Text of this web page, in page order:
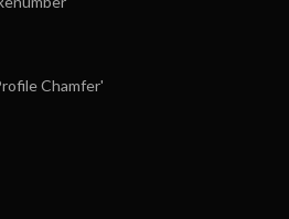
Chamfer'